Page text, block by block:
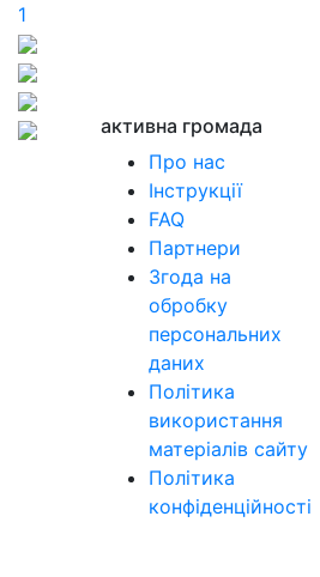
1
активна громада
Про нас
Інструкції
FAQ
Партнери
Згода на
обробку
персональних
даних
Політика
використання
матеріалів сайту
Політика
конфіденційності